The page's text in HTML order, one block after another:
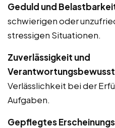
Geduld und
schwierigen oder
stressigen Situationen.
Zuverlässigkeit und
Verlässlichkeit bei der
Aufgaben.
Gepflegtes